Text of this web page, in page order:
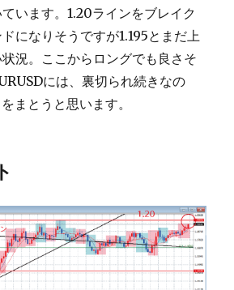
います。1.20ラインをブレイク
になりそうですが1.195とまだ上
況。ここからロングでも良さそ
には、裏切られ続きなの
まとうと思います。